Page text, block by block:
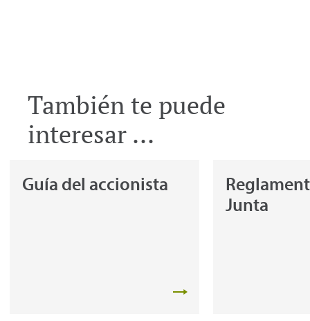
También te puede
interesar ...
Guía del accionista
Junta